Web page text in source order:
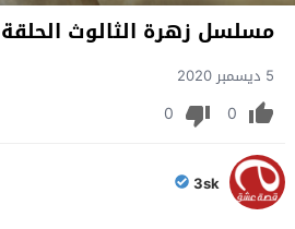
مسلسل زهرة الثالوث الحلقة 20
5 ديسمبر 2020
0
0
3sk